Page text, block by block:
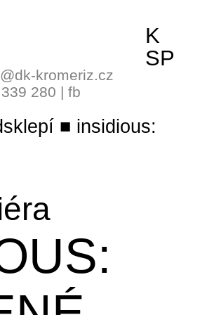
insidious:
kromeriz.cz
280 | fb
K
SP